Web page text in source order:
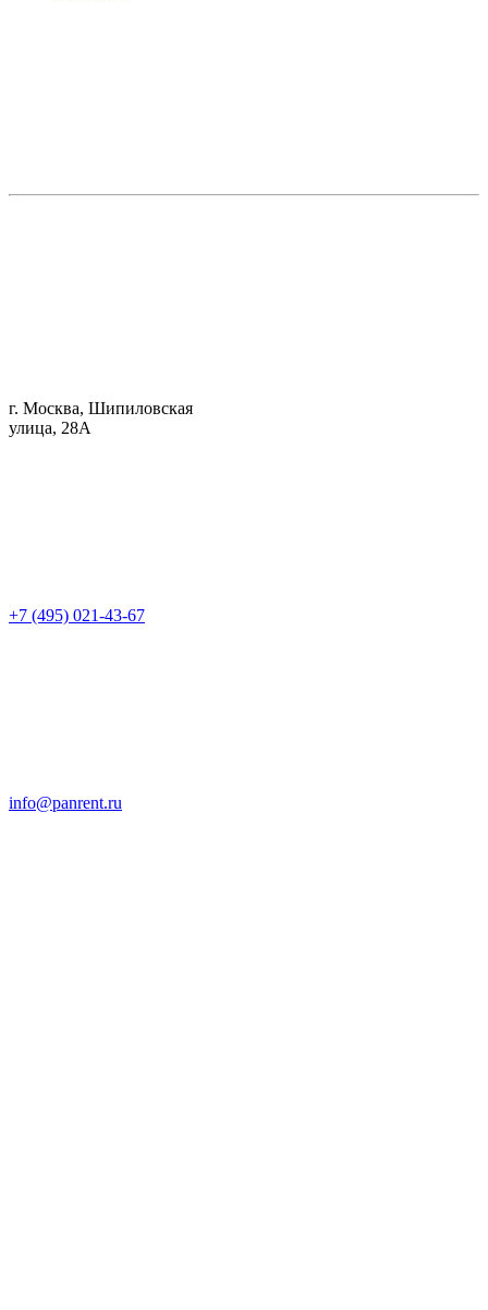
г. Москва, Шипиловская
улица, 28А
+7 (495) 021-43-67
info@panrent.ru